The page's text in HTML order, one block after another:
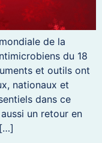
de la
du 18
et outils ont
nationaux et
dans ce
un retour en